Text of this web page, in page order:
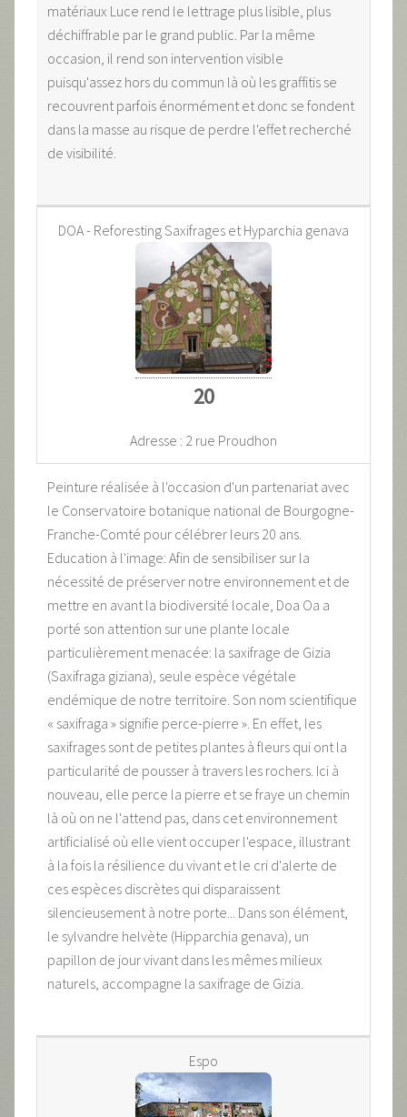
matériaux Luce rend le lettrage plus lisible, plus
déchiffrable par le grand public. Par la même
occasion, il rend son intervention visible
puisqu'assez hors du commun là où les graffitis se
recouvrent parfois énormément et donc se fondent
dans la masse au risque de perdre l'effet recherché
de visibilité.
DOA - Reforesting Saxifrages et Hyparchia genava
20
Adresse : 2 rue Proudhon
Peinture réalisée à l'occasion d'un partenariat avec
le Conservatoire botanique national de Bourgogne-
Franche-Comté pour célébrer leurs 20 ans.
Education à l'image: Afin de sensibiliser sur la
nécessité de préserver notre environnement et de
mettre en avant la biodiversité locale, Doa Oa a
porté son attention sur une plante locale
particulièrement menacée: la saxifrage de Gizia
(Saxifraga giziana), seule espèce végétale
endémique de notre territoire. Son nom scientifique
« saxifraga » signifie perce-pierre ». En effet, les
saxifrages sont de petites plantes à fleurs qui ont la
particularité de pousser à travers les rochers. Ici à
nouveau, elle perce la pierre et se fraye un chemin
là où on ne l'attend pas, dans cet environnement
artificialisé où elle vient occuper l'espace, illustrant
à la fois la résilience du vivant et le cri d'alerte de
ces espèces discrètes qui disparaissent
silencieusement à notre porte... Dans son élément,
le sylvandre helvète (Hipparchia genava), un
papillon de jour vivant dans les mêmes milieux
naturels, accompagne la saxifrage de Gizia.
Espo